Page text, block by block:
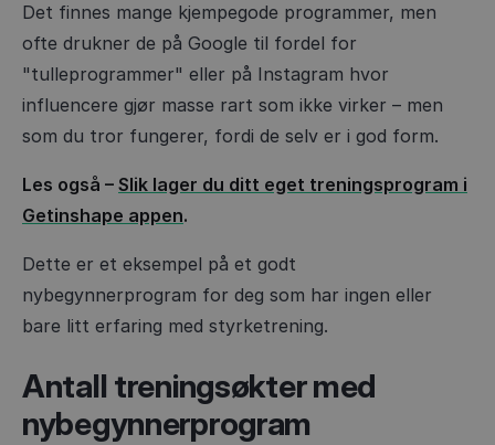
Det finnes mange kjempegode programmer, men
ofte drukner de på Google til fordel for
"tulleprogrammer" eller på Instagram hvor
influencere gjør masse rart som ikke virker – men
som du tror fungerer, fordi de selv er i god form.
Les også – Slik lager du ditt eget treningsprogram i
Getinshape appen.
Dette er et eksempel på et godt
nybegynnerprogram for deg som har ingen eller
bare litt erfaring med styrketrening.
Antall treningsøkter med
nybegynnerprogram